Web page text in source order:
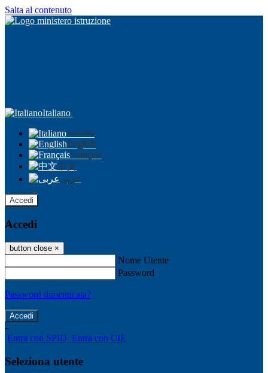
Salta al contenuto
Italiano
Italiano
English
Français
中文
عربى
Accedi
Accedi
button close ×
Nome Utente
Password
Password dimenticata?
-
Entra con SPID Entra con CIE
Seleziona utente